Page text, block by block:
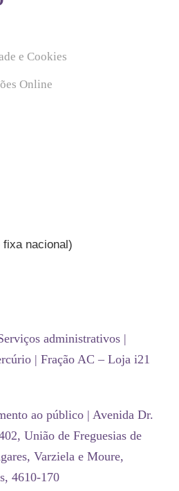
e Cookies
Online
fixa nacional)
administrativos |
| Fração AC – Loja i21
ao público | Avenida Dr.
União de Freguesias de
Varziela e Moure,
4610-170